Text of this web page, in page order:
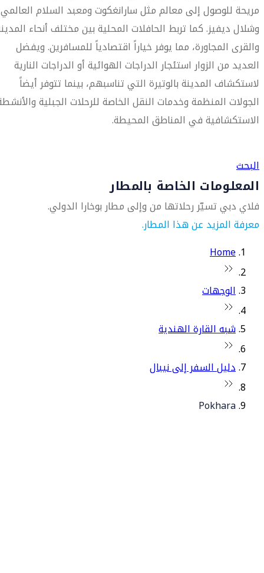
مريحة للوصول إلى معالم مثل سارانغكوت ومعبد السلام العالمي
وشلال ديفيز. كما تربط الحافلات المحلية بين مختلف أنحاء
والقرى المجاورة، مما يوفر خياراً اقتصادياً للمسافرين. ويفضل
العديد من الزوار استئجار الدراجات الهوائية أو الدراجات النارية
لاستكشاف المدينة بالوتيرة التي تناسبهم، بينما تتوفر أيضاً
الجولات المنظمة وخدمات النقل الخاصة للرحلات الجبلية
الاستكشافية في المناطق المحيطة.
البحث
المعلومات الخاصة بالمطار
فلاي دبي تسيّر رحلاتها من وإلى مطار بوخارا الدولي.
معرفة المزيد عن هذا المطار.
Home
الوجهات
شبه القارة الهندية
دليل السفر إلى نيبال
Pokhara